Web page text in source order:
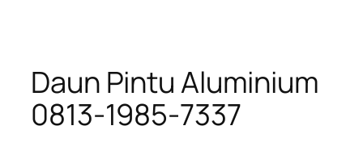
Daun Pintu Aluminium
0813-1985-7337